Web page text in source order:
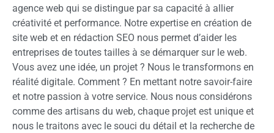
agence web qui se distingue par sa capacité à allier
créativité et performance. Notre expertise en création de
site web et en rédaction SEO nous permet d’aider les
entreprises de toutes tailles à se démarquer sur le web.
Vous avez une idée, un projet ? Nous le transformons en
réalité digitale. Comment ? En mettant notre savoir-faire
et notre passion à votre service. Nous nous considérons
comme des artisans du web, chaque projet est unique et
nous le traitons avec le souci du détail et la recherche de